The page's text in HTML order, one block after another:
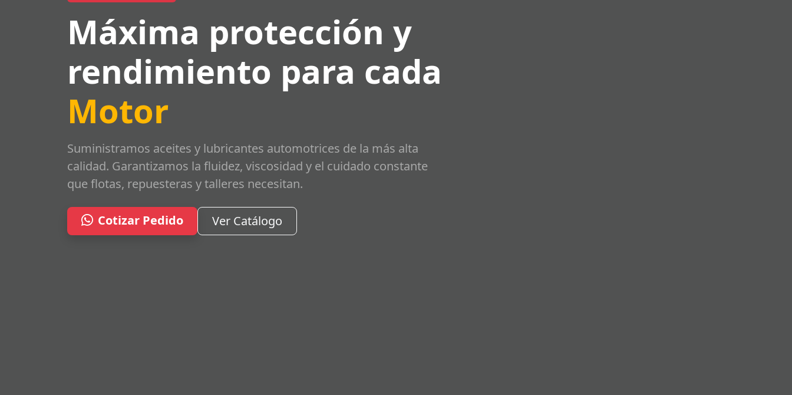
Máxima protección y
rendimiento para cada
Motor
Suministramos aceites y lubricantes automotrices de la más alta
calidad. Garantizamos la fluidez, viscosidad y el cuidado constante
que flotas, repuesteras y talleres necesitan.
Cotizar Pedido Ver Catálogo